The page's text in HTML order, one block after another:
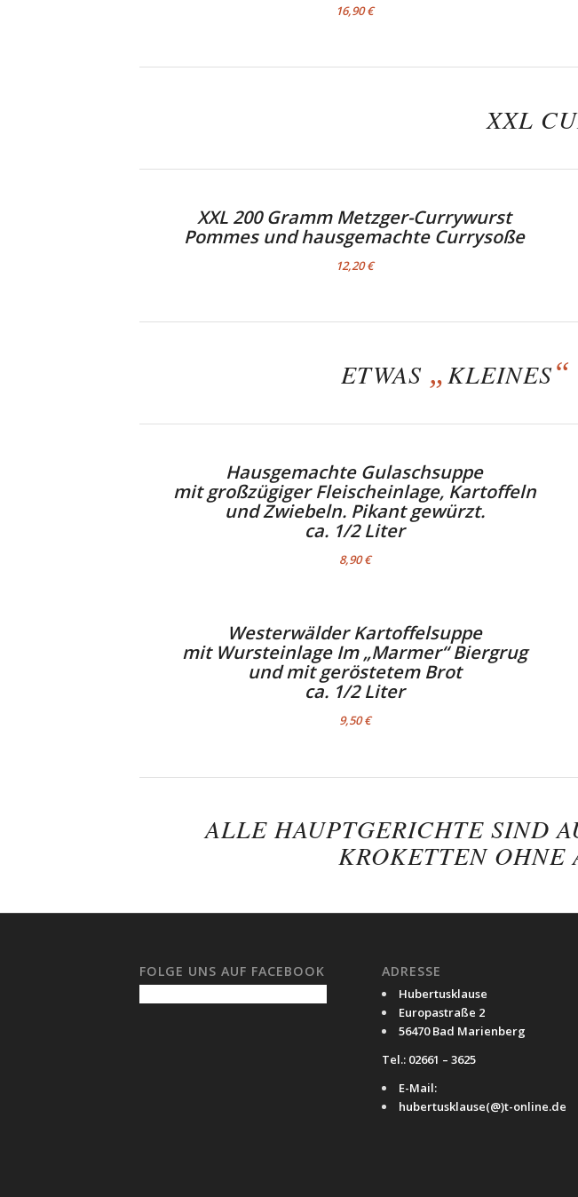
16,90 €
XXL
XXL 200 Gramm Metzger-Currywurst
Pommes und hausgemachte Currysoße
12,20 €
ETWAS „KLEINES“
Hausgemachte Gulaschsuppe
mit großzügiger Fleischeinlage, Kartoffeln
und Zwiebeln. Pikant gewürzt.
ca. 1/2 Liter
8,90 €
Westerwälder Kartoffelsuppe
mit Wursteinlage Im „Marmer“ Biergrug
und mit geröstetem Brot
ca. 1/2 Liter
9,50 €
ALLE HAUPTGERICHTE SIND
KROKETTEN OHNE
FOLGE UNS AUF FACEBOOK ADRESSE
Hubertusklause
Europastraße 2
56470 Bad Marienberg
Tel.: 02661 – 3625
E-Mail:
hubertusklause(@)t-online.de